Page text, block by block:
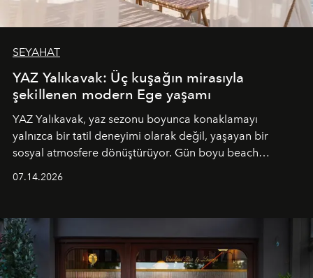
SEYAHAT
YAZ Yalıkavak: Üç kuşağın mirasıyla
şekillenen modern Ege yaşamı
YAZ Yalıkavak, yaz sezonu boyunca konaklamayı
yalnızca bir tatil deneyimi olarak değil, yaşayan bir
sosyal atmosfere dönüştürüyor. Gün boyu beach
tematik gastronomi geceleri misafirlerle buluşuyor.
Paylaşıma, lezzete ve müziğe odaklanan bu özel
akşamlar, YAZ’ın sade lüks anlayışını gün batımından
geceye taşıyarak her hafta farklı bir deneyim sunuyor.
07.14.2026